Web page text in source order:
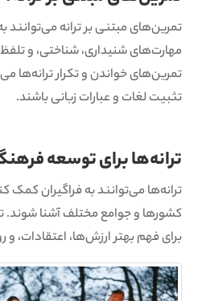
تمرین‌های مبتنی بر ترانه می‌توانند
مهارت‌های شنیداری، شناختی، و
تمرین‌های خواندن و تکرار ترانه‌ها
تثبیت لغات و عبارات زبانی باشند.
ترانه‌ها برای توسعه
ترانه‌ها می‌توانند به فراگیران کمک
کشورها و جوامع مختلف آشنا شوند.
برای فهم بهتر ارزش‌ها، اعتقادات،